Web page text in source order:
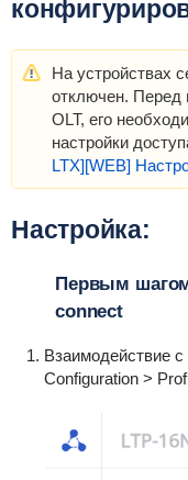
На устройствах
отключен. Перед
OLT, его
настройки
LTX][WEB]
Настройка:
Первым
connect
Взаимодействие с
Configuration >